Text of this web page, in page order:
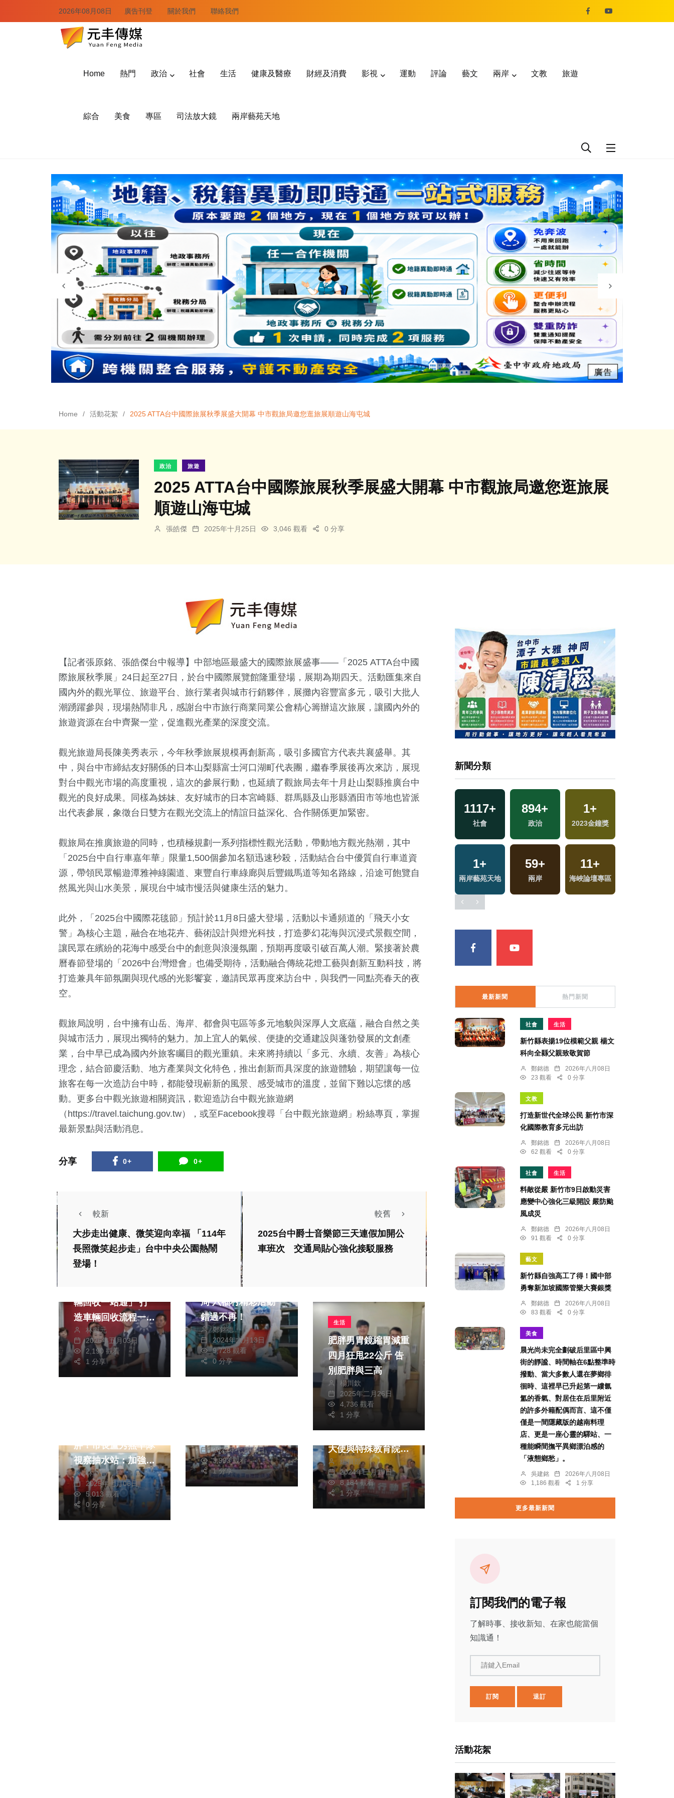
2026年08月08日 廣告刊登 關於我們 聯絡我們
Home 熱門 政治 社會 生活 健康及醫療 財經及消費 影視 運動 評論 藝文 兩岸 文教 旅遊
綜合 美食 專區 司法放大鏡 兩岸藝苑天地
Home 活動花絮 2025 ATTA台中國際旅展秋季展盛大開幕 中市觀旅局邀您逛旅展順遊山海屯城
政治 旅遊
2025 ATTA台中國際旅展秋季展盛大開幕 中市觀旅局邀您逛旅展
順遊山海屯城
張皓傑 2025年十月25日 3,046 觀看 0 分享
【記者張原銘、張皓傑台中報導】中部地區最盛大的國際旅展盛事——「2025 ATTA台中國
際旅展秋季展」24日起至27日，於台中國際展覽館隆重登場，展期為期四天。活動匯集來自
國內外的觀光單位、旅遊平台、旅行業者與城市行銷夥伴，展攤內容豐富多元，吸引大批人
潮踴躍參與，現場熱鬧非凡，感謝台中市旅行商業同業公會精心籌辦這次旅展，讓國內外的
旅遊資源在台中齊聚一堂，促進觀光產業的深度交流。
觀光旅遊局長陳美秀表示，今年秋季旅展規模再創新高，吸引多國官方代表共襄盛舉。其
中，與台中市締結友好關係的日本山梨縣富士河口湖町代表團，繼春季展後再次來訪，展現
對台中觀光市場的高度重視，這次的參展行動，也延續了觀旅局去年十月赴山梨縣推廣台中
觀光的良好成果。同樣為姊妹、友好城市的日本宮崎縣、群馬縣及山形縣酒田市等地也皆派
出代表參展，象徵台日雙方在觀光交流上的情誼日益深化、合作關係更加緊密。
觀旅局在推廣旅遊的同時，也積極規劃一系列指標性觀光活動，帶動地方觀光熱潮，其中
「2025台中自行車嘉年華」限量1,500個參加名額迅速秒殺，活動結合台中優質自行車道資
源，帶領民眾暢遊潭雅神綠園道、東豐自行車綠廊與后豐鐵馬道等知名路線，沿途可飽覽自
然風光與山水美景，展現台中城市慢活與健康生活的魅力。
此外，「2025台中國際花毯節」預計於11月8日盛大登場，活動以卡通頻道的「飛天小女
警」為核心主題，融合在地花卉、藝術設計與燈光科技，打造夢幻花海與沉浸式景觀空間，
讓民眾在繽紛的花海中感受台中的創意與浪漫氛圍，預期再度吸引破百萬人潮。緊接著於農
曆春節登場的「2026中台灣燈會」也備受期待，活動融合傳統花燈工藝與創新互動科技，將
打造兼具年節氛圍與現代感的光影饗宴，邀請民眾再度來訪台中，與我們一同點亮春天的夜
空。
觀旅局說明，台中擁有山岳、海岸、都會與屯區等多元地貌與深厚人文底蘊，融合自然之美
與城市活力，展現出獨特的魅力。加上宜人的氣候、便捷的交通建設與蓬勃發展的文創產
業，台中早已成為國內外旅客矚目的觀光重鎮。未來將持續以「多元、永續、友善」為核心
理念，結合節慶活動、地方產業與文化特色，推出創新而具深度的旅遊體驗，期望讓每一位
旅客在每一次造訪台中時，都能發現嶄新的風景、感受城市的溫度，並留下難以忘懷的感
動。更多台中觀光旅遊相關資訊，歡迎造訪台中觀光旅遊網
（ https://travel.taichung.gov.tw），或至Facebook搜尋「台中觀光旅遊網」粉絲專頁，掌握
最新景點與活動消息。
分享 0+ 0+
較新
大步走出健康、微笑迎向幸福 「114年
長照微笑起步走」台中中央公園熱鬧
登場！
較舊
2025台中爵士音樂節三天連假加開公
車班次 交通局貼心強化接駁服務
政治
輛回收一站通」 打
造車輛回收流程一條
龍數位服務
林獻元
2026年五月03日
2,190 觀看
1 分享
旅遊
動物派對倒數最後一
周 六福村精彩活動
錯過不再！
鄭銘德
2024年六月13日
9,728 觀看
0 分享
生活
肥胖男胃鏡縮胃減重
四月狂甩22公斤 告
別肥胖與三高
楊川欽
2025年二月26日
4,736 觀看
1 分享
胖！市長盧秀燕率隊
視察抽水站：加強戒
備 林獻元
2025年七月06日
5,013 觀看
0 分享
政治 文教
2025年七月01日
3,993 觀看
1 分享
熱門
健康及醫療
愛關懷行動日列車在
花蓮」跨世代影響力
大使與特殊教育院生
攜手共度歡樂時光
編輯部
2024年三月19日
8,184 觀看
1 分享
新聞分類
+ 463+
評論
59+
美食
206+ 27+ 1+
福建林公信俗文
282
562+
綜合
12+
2024總統大選
1117+
社會
894+
政治
1+
2023金鐘獎
1+
兩岸藝苑天地
59+
兩岸
11+
海峽論壇專區
最新新聞 熱門新聞
社會 生活
新竹縣表揚19位模範父親 楊文
科向全縣父親致敬賀節
鄭銘德
2026年八月08日
23 觀看
0 分享
文教
打造新世代全球公民 新竹市深
化國際教育多元出訪
鄭銘德
2026年八月08日
62 觀看
0 分享
社會 生活
料敵從嚴 新竹市9日啟動災害
應變中心強化三級開設 嚴防颱
風成災
鄭銘德
2026年八月08日
91 觀看
0 分享
藝文
新竹縣自強高工了得！國中部
勇奪新加坡國際管樂大賽銀獎
鄭銘德
2026年八月08日
83 觀看
0 分享
美食
晨光尚未完全劃破后里區中興
街的靜謐、時間軸在6點整準時
撥動、當大多數人還在夢鄉徘
徊時、這裡早已升起第一縷氤
氳的香氣、對居住在后里附近
的許多外籍配偶而言、這不僅
僅是一間隱藏版的越南料理
店、更是一座心靈的驛站、一
種能瞬間撫平異鄉漂泊感的
「液態鄉愁」。
吳建銘
2026年八月08日
1,186 觀看
1 分享
更多最新新聞
訂閱我們的電子報
了解時事、接收新知、在家也能當個
知識通！
請鍵入Email
訂閱 退訂
活動花絮